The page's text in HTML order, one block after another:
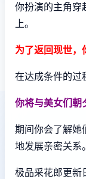
你扮演的主角穿
上。
为了返回现世，
在达成条件的过
你将与美女们朝
期间你会了解她
地发展亲密关系。
极品采花郎更新